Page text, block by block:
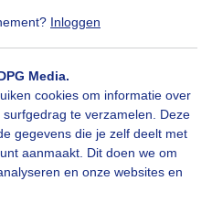
Inloggen
Media.
cookies om informatie over
te verzamelen. Deze
gegevens die je zelf deelt met
aanmaakt. Dit doen we om
en onze websites en